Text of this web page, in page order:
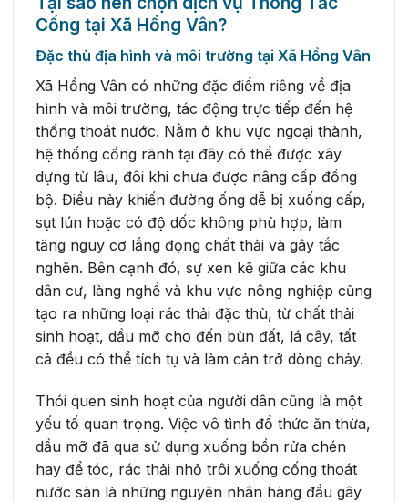
Cống tại Xã Hồng Vân?
Đặc thù địa hình và môi trường tại Xã Hồng Vân
Xã Hồng Vân có những đặc điểm riêng về địa
hình và môi trường, tác động trực tiếp đến hệ
thống thoát nước. Nằm ở khu vực ngoại thành,
hệ thống cống rãnh tại đây có thể được xây
dựng từ lâu, đôi khi chưa được nâng cấp đồng
bộ. Điều này khiến đường ống dễ bị xuống cấp,
sụt lún hoặc có độ dốc không phù hợp, làm
tăng nguy cơ lắng đọng chất thải và gây tắc
nghẽn. Bên cạnh đó, sự xen kẽ giữa các khu
dân cư, làng nghề và khu vực nông nghiệp cũng
tạo ra những loại rác thải đặc thù, từ chất thải
sinh hoạt, dầu mỡ cho đến bùn đất, lá cây, tất
cả đều có thể tích tụ và làm cản trở dòng chảy.
Thói quen sinh hoạt của người dân cũng là một
yếu tố quan trọng. Việc vô tình đổ thức ăn thừa,
dầu mỡ đã qua sử dụng xuống bồn rửa chén
hay để tóc, rác thải nhỏ trôi xuống cống thoát
nước sàn là những nguyên nhân hàng đầu gây